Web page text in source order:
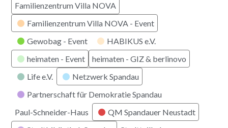
Familienzentrum Villa NOVA
Familienzentrum Villa NOVA - Event
Gewobag - Event
HABIKUS e.V.
heimaten - Event
heimaten - GIZ & berlinovo
Life e.V.
Netzwerk Spandau
Partnerschaft für Demokratie Spandau
Paul-Schneider-Haus
QM Spandauer Neustadt